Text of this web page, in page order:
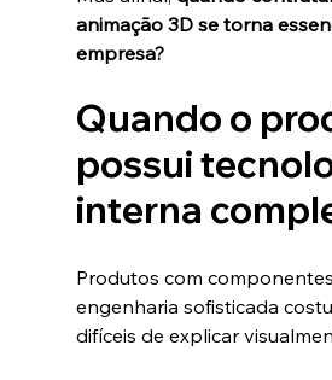
animação 3D se torna
empresa?
Quando o
possui
interna
Produtos com
engenharia sofisticada
difíceis de explicar